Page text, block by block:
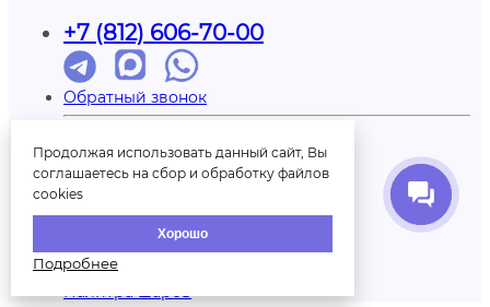
+7 (812) 606-70-00
Обратный звонок
Доставка
Отзывы
Оплата
Контакты
Вопрос/ответ
Печать на шарах
Палитра шаров
Продолжая использовать данный сайт, Вы
соглашаетесь на сбор и обработку файлов
cookies
Хорошо
Подробнее